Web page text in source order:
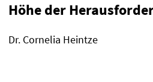
Höhe der
Dr. Cornelia Heintze